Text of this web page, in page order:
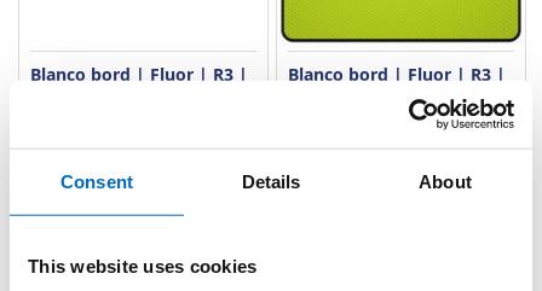
Consent Details About
This website uses cookies
Blanco bord | Fluor | R3 |
VERLANGLIJST
VERGELIJKEN
cp514
€ 100,00
Blanco bord | Fluor | R3 |
DOR | Vierkant
VERLANGLIJST
VERGELIJKEN
Artnr excl. btw